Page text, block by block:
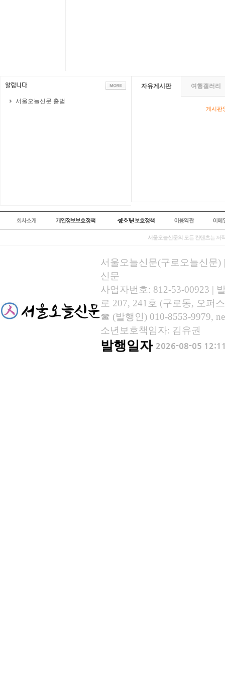
서울오늘신문 출범
자유게시판 여행갤러리
게시판
서울오늘신문의 모든 컨텐츠는 저
서울오늘신문(구로오늘신문)
신문
사업자번호: 812-53-00923 |
로 207, 241호 (구로동, 오퍼
☎ (발행인) 010-8553-9979,
소년보호책임자: 김유권
발행일자